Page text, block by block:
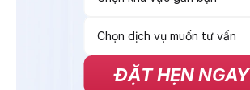
ĐẶT HẸN NGAY